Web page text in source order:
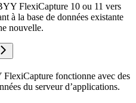
FlexiCapture 10 ou 11 vers
à la base de données existante
nouvelle.
fonctionne avec des
du serveur d’applications.